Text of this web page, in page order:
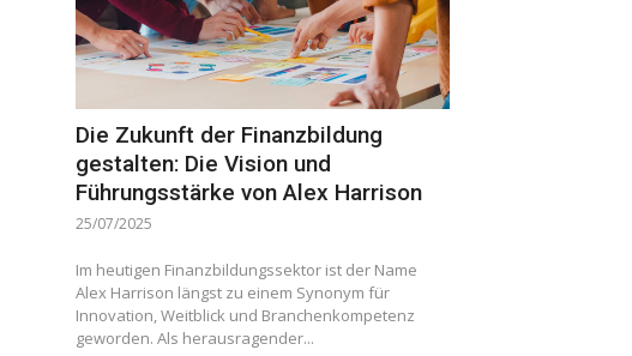
Die Zukunft der Finanzbildung
gestalten: Die Vision und
Führungsstärke von Alex Harrison
25/07/2025
Im heutigen Finanzbildungssektor ist der Name
Alex Harrison längst zu einem Synonym für
Innovation, Weitblick und Branchenkompetenz
geworden. Als herausragender...